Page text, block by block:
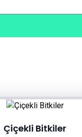
Çiçekli Bitkiler